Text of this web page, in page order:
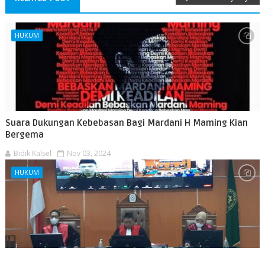
HUKUM
Suara Dukungan Kebebasan Bagi Mardani H Maming Kian
Bergema
Bidik Kalsel Nov 03, 2024
HUKUM